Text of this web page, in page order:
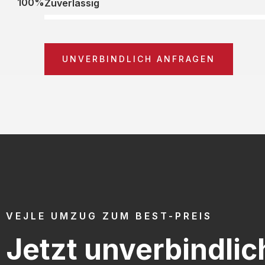
Zuverlässig
UNVERBINDLICH ANFRAGEN
VEJLE UMZUG ZUM BEST-PREIS
Jetzt